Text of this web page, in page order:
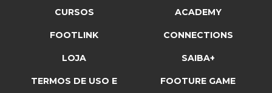
CURSOS ACADEMY
FOOTLINK CONNECTIONS
LOJA SAIBA+
TERMOS DE USO E
FOOTURE GAME